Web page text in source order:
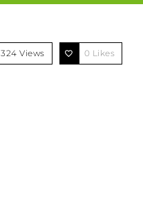
324 Views 0 Likes